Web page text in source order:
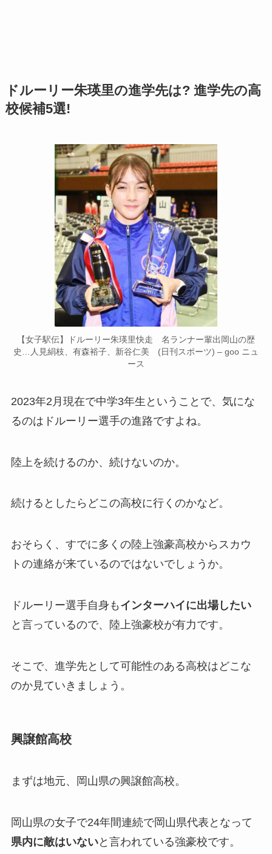
ドルーリー朱瑛里の進学先は? 進学先の高
校候補5選!
【女子駅伝】ドルーリー朱瑛里快走 名ランナー輩出岡山の歴
史…人見絹枝、有森裕子、新谷仁美 (日刊スポーツ) – goo ニュ
ース
2023年2月現在で中学3年生ということで、気にな
るのはドルーリー選手の進路ですよね。
陸上を続けるのか、続けないのか。
続けるとしたらどこの高校に行くのかなど。
おそらく、すでに多くの陸上強豪高校からスカウ
トの連絡が来ているのではないでしょうか。
ドルーリー選手自身も インターハイに出場したい
と言っているので、陸上強豪校が有力です。
そこで、進学先として可能性のある高校はどこな
のか見ていきましょう。
興譲館高校
まずは地元、岡山県の興譲館高校。
岡山県の女子で24年間連続で岡山県代表となって
県内に敵はいないと言われている強豪校です。